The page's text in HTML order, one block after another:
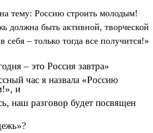
на тему: Россию строить молодым!
должна быть активной, творческой
себя – только тогда все получится!»
– это Россия завтра»
час я назвала «Россию
и
наш разговор будет посвящен